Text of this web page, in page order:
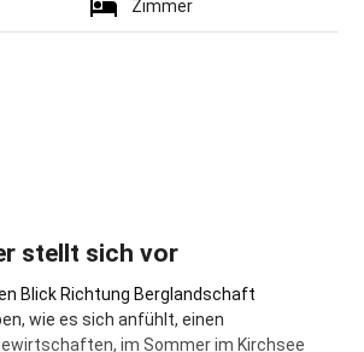
Zimmer
stellt sich vor
Blick Richtung Berglandschaft
wie es sich anfühlt, einen
im Sommer im Kirchsee